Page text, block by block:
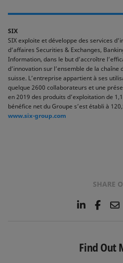
SIX
SIX exploite et développe des services
d’affaires Securities & Exchanges,
Information, dans le but d’accroître
d’innovation sur l’ensemble de la
suisse. L’entreprise appartient à ses
quelque 2600 collaborateurs et une
en 2019 des produits d’exploitation de
bénéfice net du Groupe s’est établi à
www.six-group.com
SHARE
L
e
d
F
b
o
E
Find Out